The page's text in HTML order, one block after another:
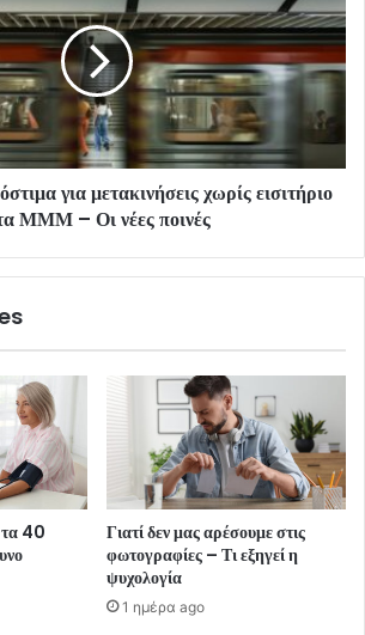
για μετακινήσεις χωρίς εισιτήριο
ΜΜΜ – Οι νέες ποινές
40
Γιατί δεν μας αρέσουμε στις
φωτογραφίες – Τι εξηγεί η
ψυχολογία
1 ημέρα ago